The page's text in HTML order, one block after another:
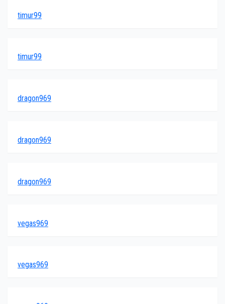
timur99
timur99
dragon969
dragon969
dragon969
vegas969
vegas969